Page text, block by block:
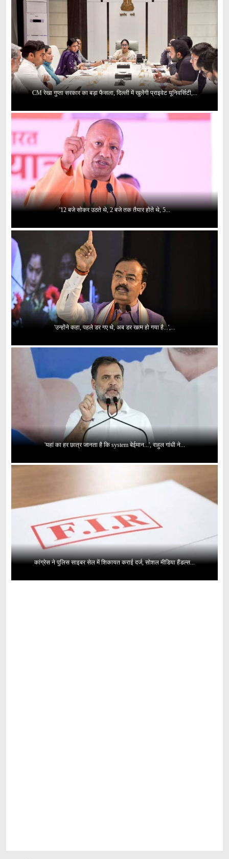
CM रेखा गुप्ता सरकार का बड़ा फैसला, दिल्ली में खुलेंगी प्राइवेट यूनिवर्सिटी,...
'12 बजे सोकर उठते थे, 2 बजे तक तैयार होते थे, 5...
'उन्होंने कहा, पहले डर गए थे, अब डर खत्म हो गया है...',...
'यहां का हर छात्र जानता है कि system बेईमान...', राहुल गांधी ने...
कांग्रेस ने पुलिस साइबर सेल में शिकायत कराई दर्ज, सोशल मीडिया हैंडल्स...